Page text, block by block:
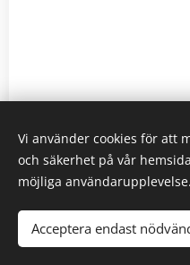
AH
076-
Skapad med
Vi använder cookies för att
och säkerhet på vår
möjliga användarupplevelse.
Acceptera endast